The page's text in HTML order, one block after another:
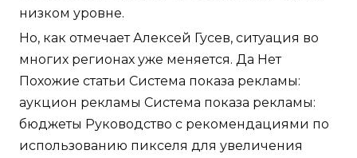
низком уровне.
Но, как отмечает Алексей Гусев, ситуация во
многих регионах уже меняется. Да Нет
Похожие статьи Система показа рекламы:
аукцион рекламы Система показа рекламы:
бюджеты Руководство с рекомендациями по
использованию пикселя для увеличения